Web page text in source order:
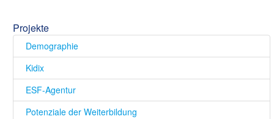
Projekte
Demographie
Kidix
ESF-Agentur
Potenziale der Weiterbildung